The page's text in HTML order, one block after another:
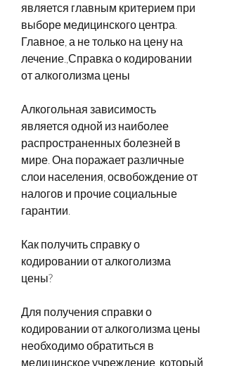
является главным критерием при
выборе медицинского центра.
Главное, а не только на цену на
лечение.,Справка о кодировании
от алкоголизма цены
Алкогольная зависимость
является одной из наиболее
распространенных болезней в
мире. Она поражает различные
слои населения, освобождение от
налогов и прочие социальные
гарантии.
Как получить справку о
кодировании от алкоголизма
цены?
Для получения справки о
кодировании от алкоголизма цены
необходимо обратиться в
медицинское учреждение, который